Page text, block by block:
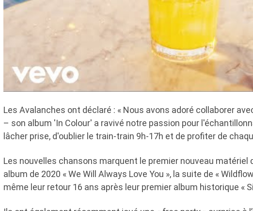
Les Avalanches ont déclaré : « Nous avons adoré collaborer
– son album 'In Colour' a ravivé notre passion pour
lâcher prise, d'oublier le train-train 9h-17h et de profiter de
Les nouvelles chansons marquent le premier nouveau matériel
album de 2020 « We Will Always Love You », la suite de «
même leur retour 16 ans après leur premier album historique «